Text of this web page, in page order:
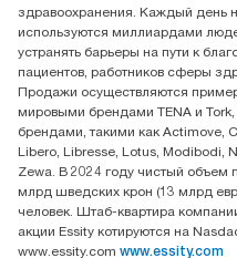
ООО «Эссити»,
Достык, 210, 2 блок, 3
офис №32 050051, г.
Алматы, Казахстан
здравоохранения. Каждый день
используются миллиардами
устранять барьеры на пути к
пациентов, работников сферы
Продажи осуществляются
мировыми брендами TENA и
брендами, такими как Actimove,
Libero, Libresse, Lotus, Modibodi,
Zewa. В 2024 году чистый объем
млрд шведских крон (13 млрд
человек. Штаб-квартира
акции Essity котируются на
www.essity.com www.essity.com